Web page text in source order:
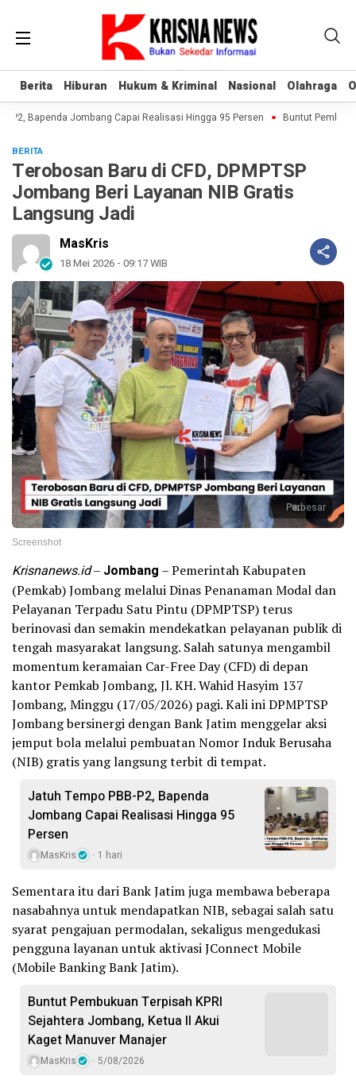
Berita Hiburan Hukum & Kriminal Nasional Olahraga
Berita Hiburan Hukum & Kriminal Nasional Olahraga
Bapenda Jombang Capai Realisasi Hingga 95 Persen Buntut
BERITA
Terobosan Baru di CFD, DPMPTSP
Jombang Beri Layanan NIB Gratis
Langsung Jadi
MasKris
18 Mei 2026 - 09:17 WIB
Perbesar
Screenshot
Krisnanews.id– Jombang – Pemerintah Kabupaten
(Pemkab) Jombang melalui Dinas Penanaman Modal dan
Pelayanan Terpadu Satu Pintu (DPMPTSP) terus
berinovasi dan semakin mendekatkan pelayanan publik di
tengah masyarakat langsung. Salah satunya mengambil
momentum keramaian Car-Free Day (CFD) di depan
kantor Pemkab Jombang, Jl. KH. Wahid Hasyim 137
Jombang, Minggu (17/05/2026) pagi. Kali ini DPMPTSP
Jombang bersinergi dengan Bank Jatim menggelar aksi
jemput bola melalui pembuatan Nomor Induk Berusaha
(NIB) gratis yang langsung terbit di tempat.
Jatuh Tempo PBB-P2, Bapenda
Jombang Capai Realisasi Hingga 95
Persen
MasKris 1 hari
Sementara itu dari Bank Jatim juga membawa beberapa
nasabahnya untuk mendapatkan NIB, sebagai salah satu
syarat pengajuan permodalan, sekaligus mengedukasi
pengguna layanan untuk aktivasi JConnect Mobile
(Mobile Banking Bank Jatim).
Buntut Pembukuan Terpisah KPRI
Sejahtera Jombang, Ketua II Akui
Kaget Manuver Manajer
MasKris 5/08/2026